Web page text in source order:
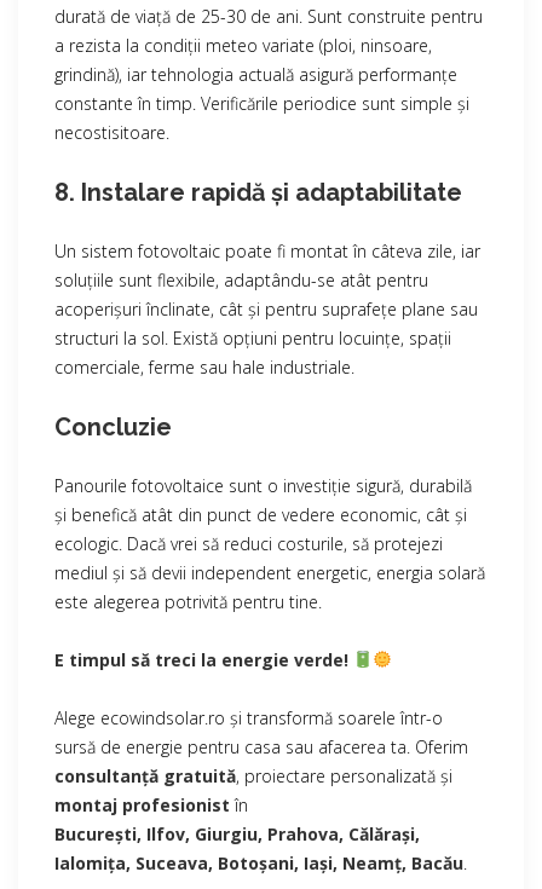
durată de viață de 25-30 de ani. Sunt construite pentru
a rezista la condiții meteo variate (ploi, ninsoare,
grindină), iar tehnologia actuală asigură performanțe
constante în timp. Verificările periodice sunt simple și
necostisitoare.
8. Instalare rapidă și adaptabilitate
Un sistem fotovoltaic poate fi montat în câteva zile, iar
soluțiile sunt flexibile, adaptându-se atât pentru
acoperișuri înclinate, cât și pentru suprafețe plane sau
structuri la sol. Există opțiuni pentru locuințe, spații
comerciale, ferme sau hale industriale.
Concluzie
Panourile fotovoltaice sunt o investiție sigură, durabilă
și benefică atât din punct de vedere economic, cât și
ecologic. Dacă vrei să reduci costurile, să protejezi
mediul și să devii independent energetic, energia solară
este alegerea potrivită pentru tine.
E timpul să treci la energie verde!
Alege ecowindsolar.ro și transformă soarele într-o
sursă de energie pentru casa sau afacerea ta. Oferim
consultanță gratuită, proiectare personalizată și
montaj profesionist în
București, Ilfov, Giurgiu, Prahova, Călărași,
Ialomița, Suceava, Botoșani, Iași, Neamț, Bacău.